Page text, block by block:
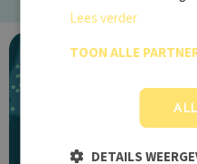
Vind jouw
Met meer dan 100
Lees verder
TOON ALLE
DETAILS